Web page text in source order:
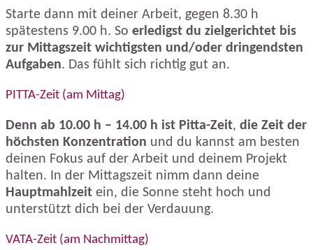
Starte dann mit deiner Arbeit, gegen 8.30 h
spätestens 9.00 h. So erledigst du zielgerichtet bis
zur Mittagszeit wichtigsten und/oder dringendsten
Aufgaben. Das fühlt sich richtig gut an.
PITTA-Zeit (am Mittag)
Denn ab 10.00 h – 14.00 h ist Pitta-Zeit, die Zeit der
höchsten Konzentration und du kannst am besten
deinen Fokus auf der Arbeit und deinem Projekt
halten. In der Mittagszeit nimm dann deine
Hauptmahlzeit ein, die Sonne steht hoch und
unterstützt dich bei der Verdauung.
VATA-Zeit (am Nachmittag)